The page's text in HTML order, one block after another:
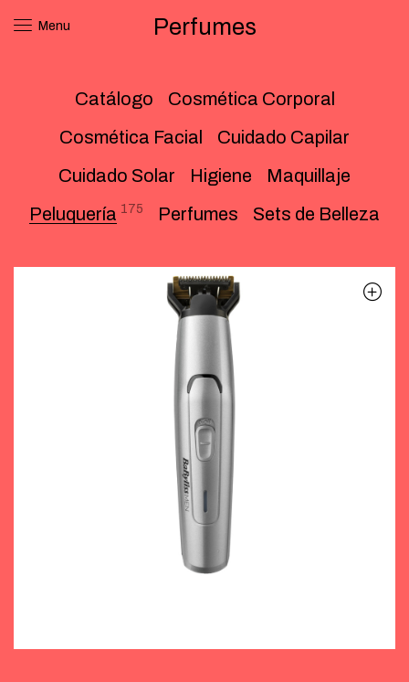
Menu Perfumes
Catálogo
Cosmética Corporal
Cosmética Facial
Cuidado Capilar
Cuidado Solar
Higiene
Maquillaje
Peluquería 175 Perfumes Sets de Belleza